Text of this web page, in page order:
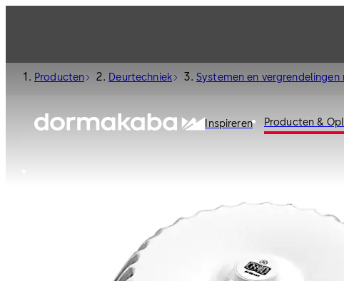
Inspireren Producten &
Producten Deurtechniek Systemen en